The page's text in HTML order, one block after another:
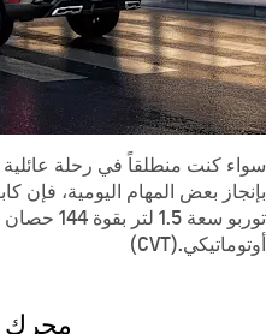
سواء كنت منطلقاً في رحلة
بإنجاز بعض المهام اليومية، فإن
توربو سعة
أوتوماتيكي.(CVT)
محرك